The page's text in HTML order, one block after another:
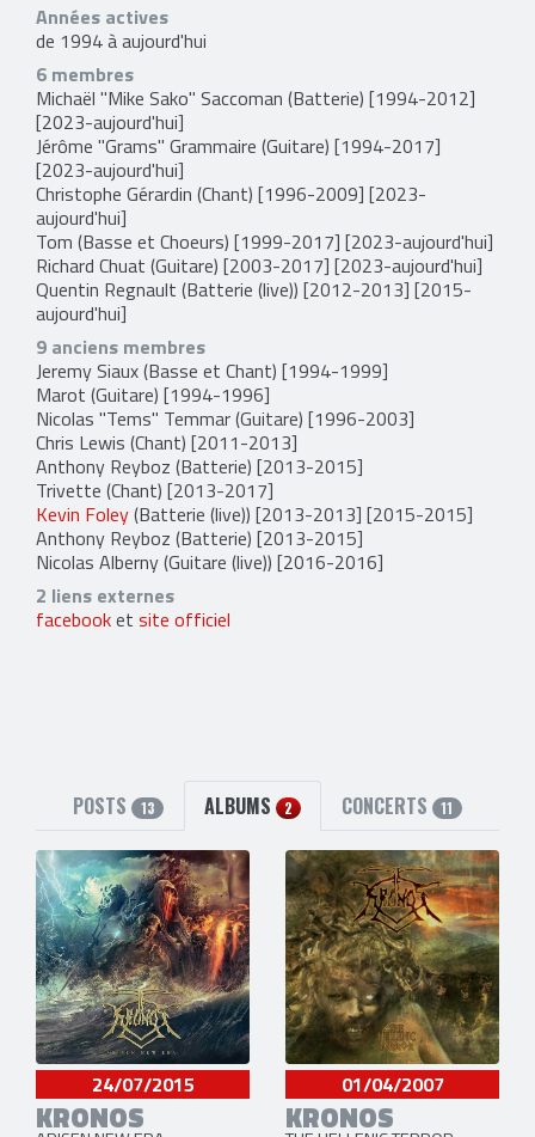
Années actives
de 1994 à aujourd'hui
6 membres
Michaël "Mike Sako" Saccoman (Batterie) [1994-2012]
[2023-aujourd'hui]
Jérôme "Grams" Grammaire (Guitare) [1994-2017]
[2023-aujourd'hui]
Christophe Gérardin (Chant) [1996-2009] [2023-
aujourd'hui]
Tom (Basse et Choeurs) [1999-2017] [2023-aujourd'hui]
Richard Chuat (Guitare) [2003-2017] [2023-aujourd'hui]
Quentin Regnault (Batterie (live)) [2012-2013] [2015-
aujourd'hui]
9 anciens membres
Jeremy Siaux(Basse et Chant) [1994-1999]
Marot (Guitare) [1994-1996]
Nicolas "Tems" Temmar(Guitare) [1996-2003]
Chris Lewis (Chant) [2011-2013]
Anthony Reyboz (Batterie) [2013-2015]
Trivette (Chant) [2013-2017]
Kevin Foley(Batterie (live)) [2013-2013] [2015-2015]
Anthony Reyboz (Batterie) [2013-2015]
Nicolas Alberny(Guitare (live)) [2016-2016]
2 liens externes
facebooket site officiel
POSTS 13 ALBUMS 2 CONCERTS 11
24/07/2015
KRONOS
01/04/2007
KRONOS